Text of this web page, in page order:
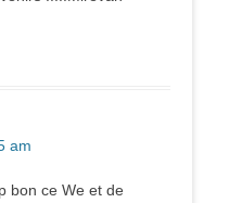
am
bon ce We et de